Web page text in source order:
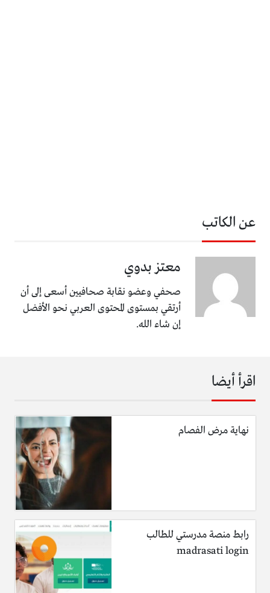
عن الكاتب
معتز بدوي
صحفي وعضو نقابة صحافيين أسعى إلى أن
أرتقي بمستوى المحتوى العربي نحو الأفضل
إن شاء الله.
اقرأ أيضا
نهاية مرض الفصام
رابط منصة مدرستي للطالب
madrasati login